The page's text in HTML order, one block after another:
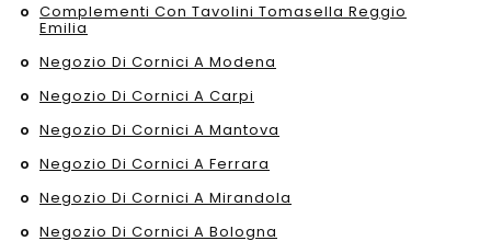
Complementi Con Tavolini Tomasella Reggio
Emilia
Negozio Di Cornici A Modena
Negozio Di Cornici A Carpi
Negozio Di Cornici A Mantova
Negozio Di Cornici A Ferrara
Negozio Di Cornici A Mirandola
Negozio Di Cornici A Bologna